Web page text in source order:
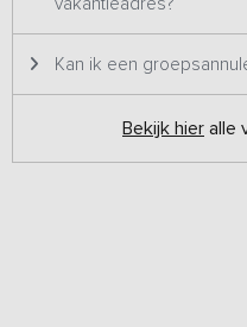
Kan ik een
Bekijk hier alle